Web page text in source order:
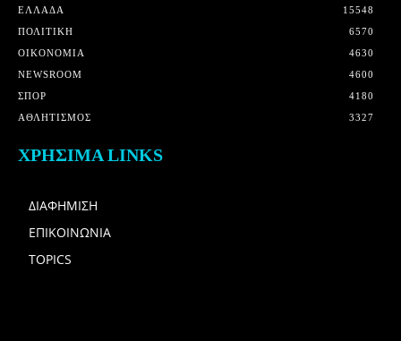
ΕΛΛΑΔΑ
15548
ΠΟΛΙΤΙΚΗ
6570
OIKONOMIA
4630
NEWSROOM
4600
ΣΠΟΡ
4180
ΑΘΛΗΤΙΣΜΟΣ
3327
ΧΡΗΣΙΜΑ LINKS
ΔΙΑΦΗΜΙΣΗ
ΕΠΙΚΟΙΝΩΝΙΑ
TOPICS